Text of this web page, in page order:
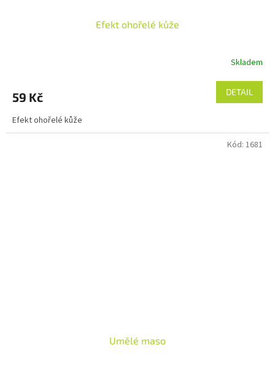
Efekt ohořelé kůže
Skladem
59 Kč DETAIL
Efekt ohořelé kůže
Umělé maso
Kód: 1681